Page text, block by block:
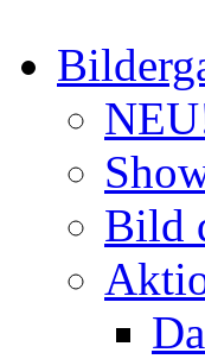
Bild